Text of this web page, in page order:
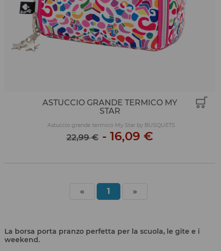
ASTUCCIO GRANDE TERMICO MY
STAR
Astuccio grande termico My Star by BUSQUETS
22,99 €- 16,09 €
« 1 »
La borsa porta pranzo perfetta per la scuola, le gite e i
weekend.